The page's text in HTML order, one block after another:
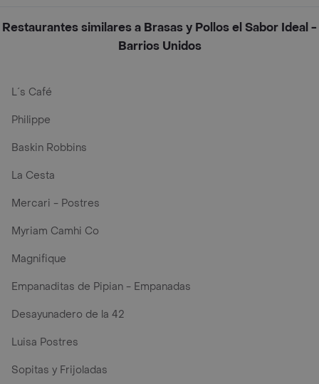
Restaurantes similares a Brasas y Pollos el Sabor Ideal -
Barrios Unidos
L´s Café
Philippe
Baskin Robbins
La Cesta
Mercari - Postres
Myriam Camhi Co
Magnifique
Empanaditas de Pipian - Empanadas
Desayunadero de la 42
Luisa Postres
Sopitas y Frijoladas